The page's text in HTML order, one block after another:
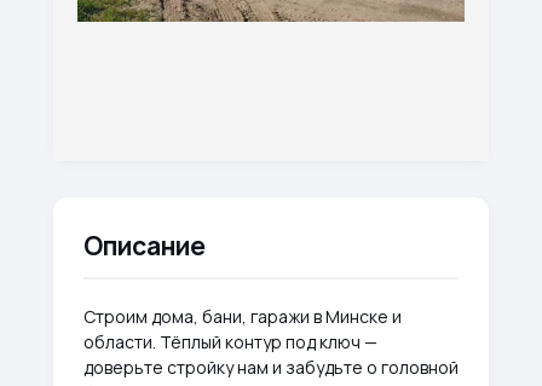
Описание
Строим дома, бани, гаражи в Минске и
области. Тёплый контур под ключ —
доверьте стройку нам и забудьте о головной